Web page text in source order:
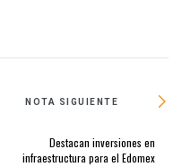
NOTA SIGUIENTE
Destacan inversiones en
infraestructura para el Edomex